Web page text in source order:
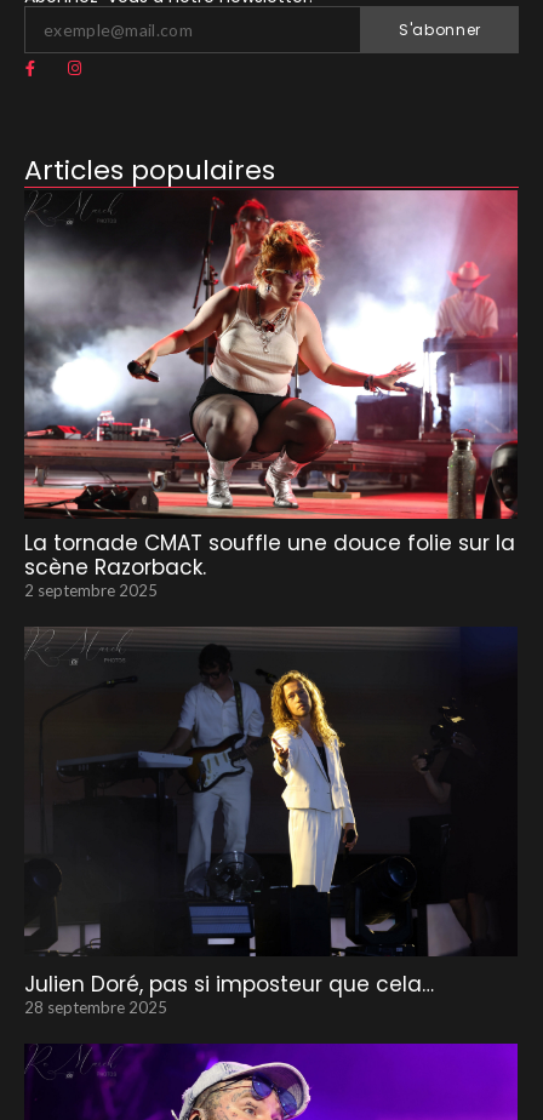
S'abonner
Articles populaires
La tornade CMAT souffle une douce folie sur la
scène Razorback.
2 septembre 2025
Julien Doré, pas si imposteur que cela…
28 septembre 2025